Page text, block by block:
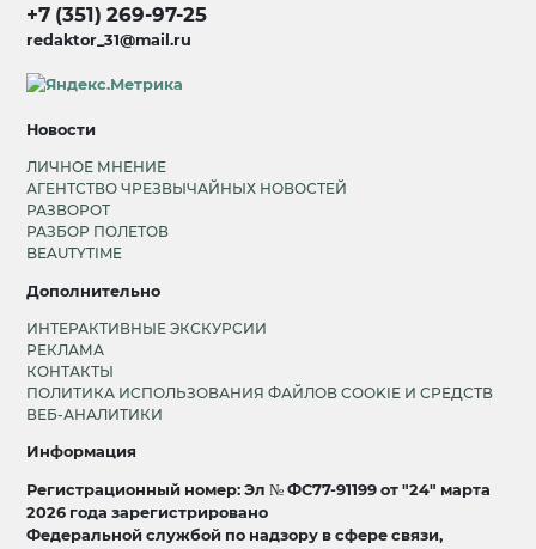
+7 (351) 269-97-25
redaktor_31@mail.ru
Новости
ЛИЧНОЕ МНЕНИЕ
АГЕНТСТВО ЧРЕЗВЫЧАЙНЫХ НОВОСТЕЙ
РАЗВОРОТ
РАЗБОР ПОЛЕТОВ
BEAUTYTIME
Дополнительно
ИНТЕРАКТИВНЫЕ ЭКСКУРСИИ
РЕКЛАМА
КОНТАКТЫ
ПОЛИТИКА ИСПОЛЬЗОВАНИЯ ФАЙЛОВ COOKIE И СРЕДСТВ
ВЕБ-АНАЛИТИКИ
Информация
Регистрационный номер: Эл № ФС77-91199 от "24" марта
2026 года зарегистрировано
Федеральной службой по надзору в сфере связи,